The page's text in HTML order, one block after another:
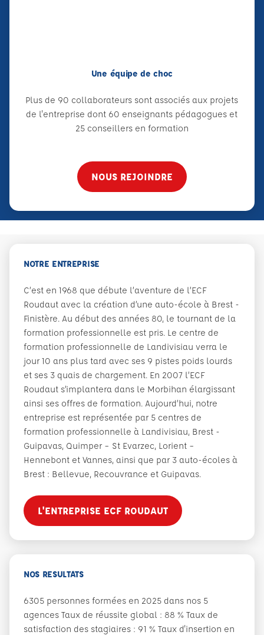
Une équipe de choc
Plus de 90 collaborateurs sont associés aux projets
de l'entreprise dont 60 enseignants pédagogues et
25 conseillers en formation
NOUS REJOINDRE
NOTRE ENTREPRISE
C’est en 1968 que débute l’aventure de l’ECF
Roudaut avec la création d’une auto-école à Brest -
Finistère. Au début des années 80, le tournant de la
formation professionnelle est pris. Le centre de
formation professionnelle de Landivisiau verra le
jour 10 ans plus tard avec ses 9 pistes poids lourds
et ses 3 quais de chargement. En 2007 l’ECF
Roudaut s’implantera dans le Morbihan élargissant
ainsi ses offres de formation. Aujourd’hui, notre
entreprise est représentée par 5 centres de
formation professionnelle à Landivisiau, Brest -
Guipavas, Quimper – St Evarzec, Lorient –
Hennebont et Vannes, ainsi que par 3 auto-écoles à
Brest : Bellevue, Recouvrance et Guipavas.
L'ENTREPRISE ECF ROUDAUT
NOS RESULTATS
6305 personnes formées en 2025 dans nos 5
agences Taux de réussite global : 88 % Taux de
satisfaction des stagiaires : 91 % Taux d'insertion en